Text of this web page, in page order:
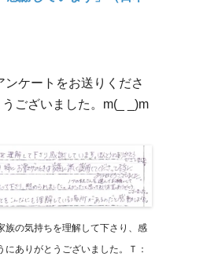
ケートをお送りくださ
ございました。m(_ _)m
族の気持ちを理解して下さり、感
ありがとうございました。Ｔ：